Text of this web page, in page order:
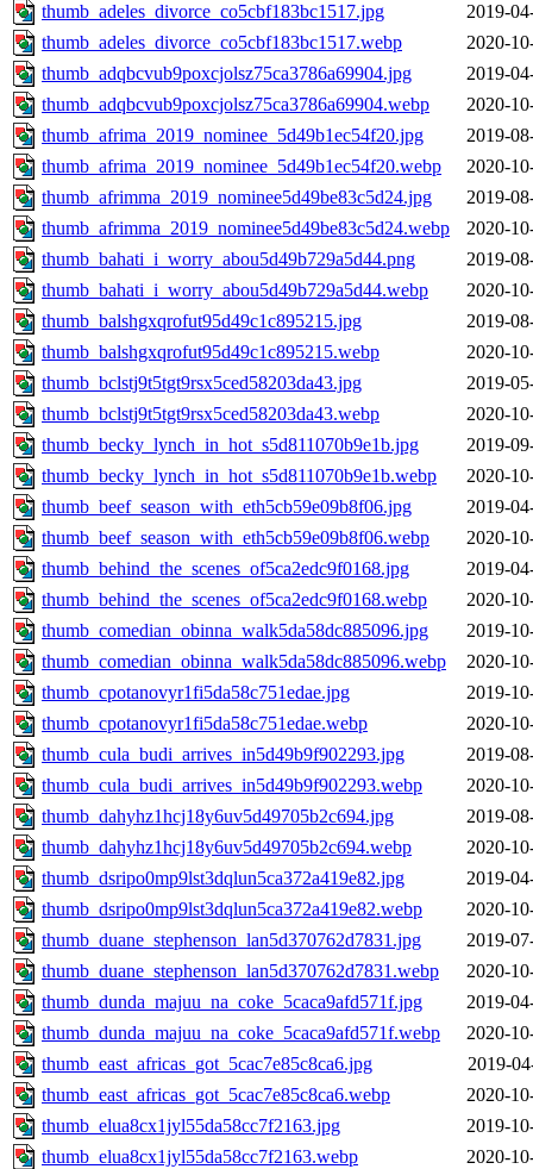
thumb_adeles_divorce_co5cbf183bc1517.jpg
2019-
thumb_adeles_divorce_co5cbf183bc1517.webp
2020-
thumb_adqbcvub9poxcjolsz75ca3786a69904.jpg
2019-
thumb_adqbcvub9poxcjolsz75ca3786a69904.webp
2020-
thumb_afrima_2019_nominee_5d49b1ec54f20.jpg
2019-
thumb_afrima_2019_nominee_5d49b1ec54f20.webp
2020-
thumb_afrimma_2019_nominee5d49be83c5d24.jpg
2019-
thumb_afrimma_2019_nominee5d49be83c5d24.webp
2020-
thumb_bahati_i_worry_abou5d49b729a5d44.png
2019-
thumb_bahati_i_worry_abou5d49b729a5d44.webp
2020-
thumb_balshgxqrofut95d49c1c895215.jpg
2019-
thumb_balshgxqrofut95d49c1c895215.webp
2020-
thumb_bclstj9t5tgt9rsx5ced58203da43.jpg
2019-
thumb_bclstj9t5tgt9rsx5ced58203da43.webp
2020-
thumb_becky_lynch_in_hot_s5d811070b9e1b.jpg
2019-
thumb_becky_lynch_in_hot_s5d811070b9e1b.webp
2020-
thumb_beef_season_with_eth5cb59e09b8f06.jpg
2019-
thumb_beef_season_with_eth5cb59e09b8f06.webp
2020-
thumb_behind_the_scenes_of5ca2edc9f0168.jpg
2019-
thumb_behind_the_scenes_of5ca2edc9f0168.webp
2020-
thumb_comedian_obinna_walk5da58dc885096.jpg
2019-
thumb_comedian_obinna_walk5da58dc885096.webp
2020-
thumb_cpotanovyr1fi5da58c751edae.jpg
2019-
thumb_cpotanovyr1fi5da58c751edae.webp
2020-
thumb_cula_budi_arrives_in5d49b9f902293.jpg
2019-
thumb_cula_budi_arrives_in5d49b9f902293.webp
2020-
thumb_dahyhz1hcj18y6uv5d49705b2c694.jpg
2019-
thumb_dahyhz1hcj18y6uv5d49705b2c694.webp
2020-
thumb_dsripo0mp9lst3dqlun5ca372a419e82.jpg
2019-
thumb_dsripo0mp9lst3dqlun5ca372a419e82.webp
2020-
thumb_duane_stephenson_lan5d370762d7831.jpg
2019-
thumb_duane_stephenson_lan5d370762d7831.webp
2020-
thumb_dunda_majuu_na_coke_5caca9afd571f.jpg
2019-
thumb_dunda_majuu_na_coke_5caca9afd571f.webp
2020-
thumb_east_africas_got_5cac7e85c8ca6.jpg
2019-
thumb_east_africas_got_5cac7e85c8ca6.webp
2020-
thumb_elua8cx1jyl55da58cc7f2163.jpg
2019-
thumb_elua8cx1jyl55da58cc7f2163.webp
2020-